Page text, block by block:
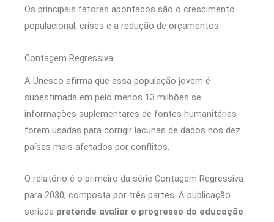
Os principais fatores apontados são o crescimento
populacional, crises e a redução de orçamentos.
Contagem Regressiva
A Unesco afirma que essa população jovem é
subestimada em pelo menos 13 milhões se
informações suplementares de fontes humanitárias
forem usadas para corrigir lacunas de dados nos dez
países mais afetados por conflitos.
O relatório é o primeiro da série Contagem Regressiva
para 2030, composta por três partes. A publicação
seriada pretende avaliar o progresso da educação